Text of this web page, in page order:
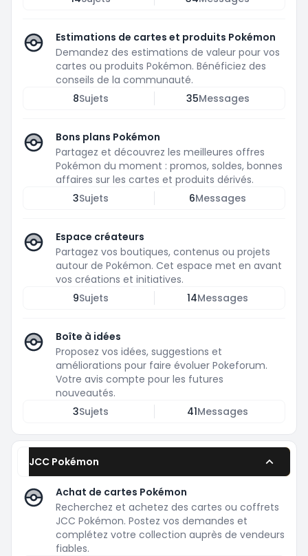
Estimations de cartes et produits Pokémon
Demandez des estimations de valeur pour vos
cartes ou produits Pokémon. Bénéficiez des
conseils de la communauté.
8Sujets 35Messages
Bons plans Pokémon
Partagez et découvrez les meilleures offres
Pokémon du moment : promos, soldes, bonnes
affaires sur les cartes et produits dérivés.
3Sujets 6Messages
Espace créateurs
Partagez vos boutiques, contenus ou projets
autour de Pokémon. Cet espace met en avant
vos créations et initiatives.
9Sujets 14Messages
Boîte à idées
Proposez vos idées, suggestions et
améliorations pour faire évoluer Pokeforum.
Votre avis compte pour les futures
nouveautés.
3Sujets 41Messages
JCC Pokémon
Achat de cartes Pokémon
Recherchez et achetez des cartes ou coffrets
JCC Pokémon. Postez vos demandes et
complétez votre collection auprès de vendeurs
fiables.